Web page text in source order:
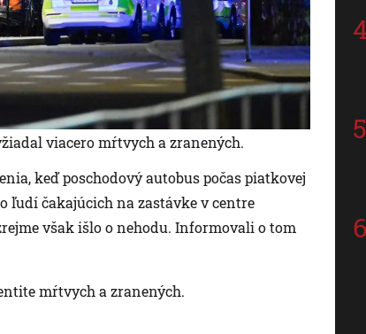
viacero mŕtvych a zranených.
keď poschodový autobus počas piatkovej
ľudí čakajúcich na zastávke v centre
však išlo o nehodu. Informovali o tom
mŕtvych a zranených.